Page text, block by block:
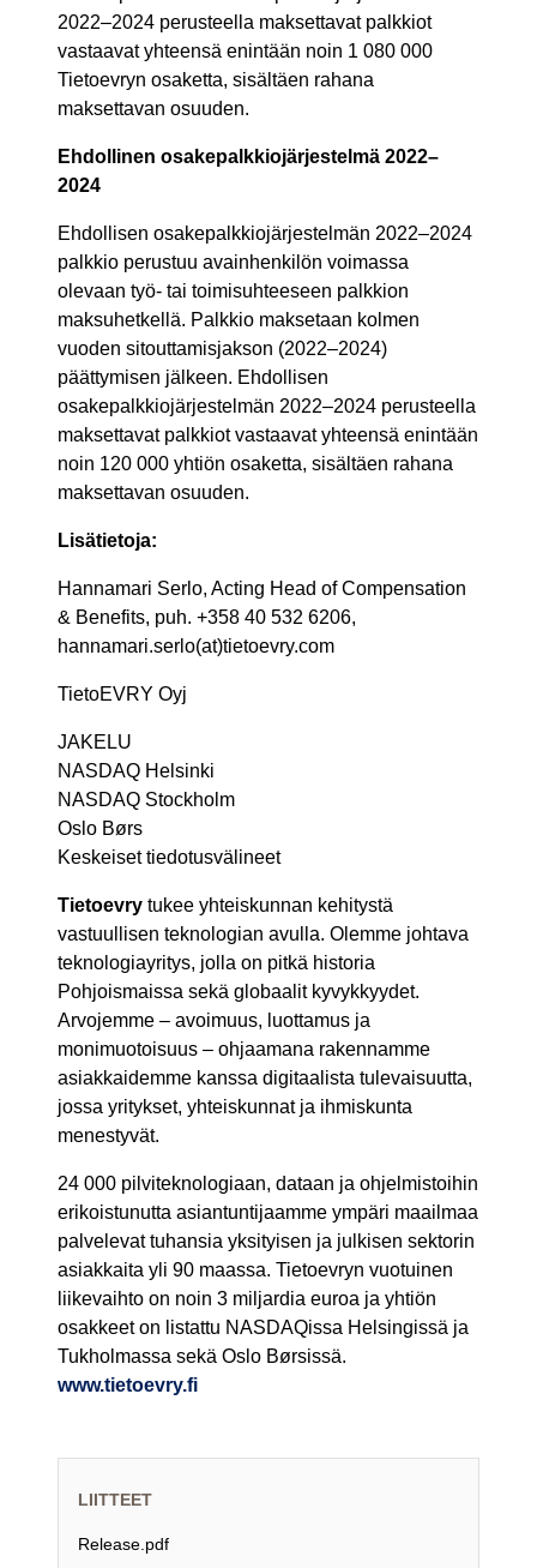
2022–2024 perusteella maksettavat palkkiot
vastaavat yhteensä enintään noin 1 080 000
Tietoevryn osaketta, sisältäen rahana
maksettavan osuuden.
Ehdollinen osakepalkkiojärjestelmä 2022–
2024
Ehdollisen osakepalkkiojärjestelmän 2022–2024
palkkio perustuu avainhenkilön voimassa
olevaan työ- tai toimisuhteeseen palkkion
maksuhetkellä. Palkkio maksetaan kolmen
vuoden sitouttamisjakson (2022–2024)
päättymisen jälkeen. Ehdollisen
osakepalkkiojärjestelmän 2022–2024 perusteella
maksettavat palkkiot vastaavat yhteensä enintään
noin 120 000 yhtiön osaketta, sisältäen rahana
maksettavan osuuden.
Lisätietoja:
Hannamari Serlo, Acting Head of Compensation
& Benefits, puh. +358 40 532 6206,
hannamari.serlo(at)tietoevry.com
TietoEVRY Oyj
JAKELU
NASDAQ Helsinki
NASDAQ Stockholm
Oslo Børs
Keskeiset tiedotusvälineet
Tietoevry tukee yhteiskunnan kehitystä
vastuullisen teknologian avulla. Olemme johtava
teknologiayritys, jolla on pitkä historia
Pohjoismaissa sekä globaalit kyvykkyydet.
Arvojemme – avoimuus, luottamus ja
monimuotoisuus – ohjaamana rakennamme
asiakkaidemme kanssa digitaalista tulevaisuutta,
jossa yritykset, yhteiskunnat ja ihmiskunta
menestyvät.
24 000 pilviteknologiaan, dataan ja ohjelmistoihin
erikoistunutta asiantuntijaamme ympäri maailmaa
palvelevat tuhansia yksityisen ja julkisen sektorin
asiakkaita yli 90 maassa. Tietoevryn vuotuinen
liikevaihto on noin 3 miljardia euroa ja yhtiön
osakkeet on listattu NASDAQissa Helsingissä ja
Tukholmassa sekä Oslo Børsissä.
www.tietoevry.fi
LIITTEET
Release.pdf